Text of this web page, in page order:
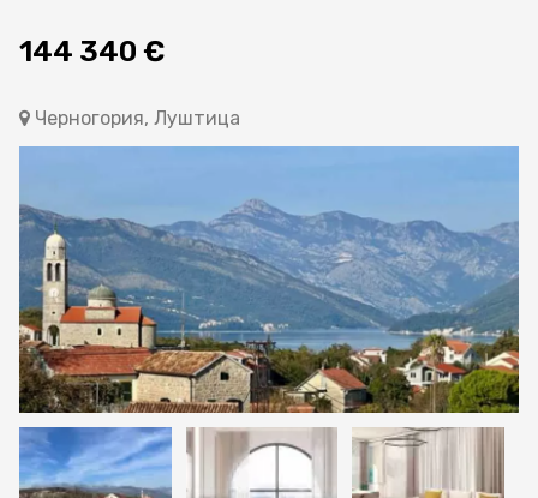
144 340 €
Черногория, Луштица